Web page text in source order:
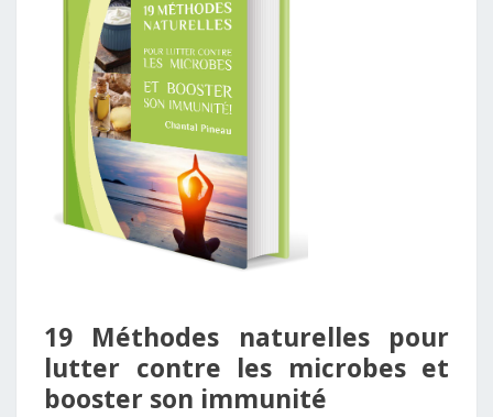
19 Méthodes naturelles pour
lutter contre les microbes et
booster son immunité ​